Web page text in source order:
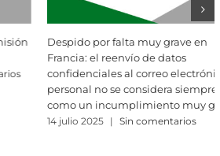
¿Existen consecuencias legales ante
la ruptura unilateral de
negociaciones contractuales? Una
respuesta desde la perspectiva del
Derecho español y francés
30 junio 2025 | Sin comentarios